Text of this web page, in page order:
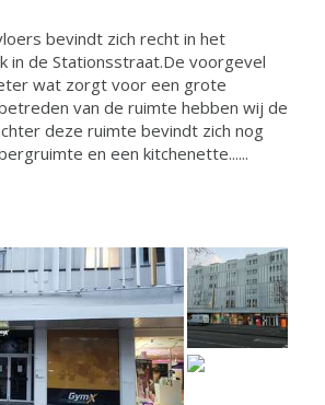
bevindt zich recht in het
in de Stationsstraat.De voorgevel
wat zorgt voor een grote
van de ruimte hebben wij de
deze ruimte bevindt zich nog
en een kitchenette......